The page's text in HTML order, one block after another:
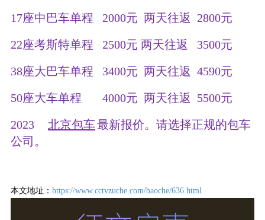
17座中巴车单程 2000元 两天往返 2800元
22座考斯特单程 2500元 两天往返 3500元
38座大巴车单程 3400元 两天往返 4590元
50座大车单程 4000元 两天往返 5500元
2023 北京包车最新报价。请选择正规的包车
公司。
本文地址： https://www.cctvzuche.com/baoche/636.html